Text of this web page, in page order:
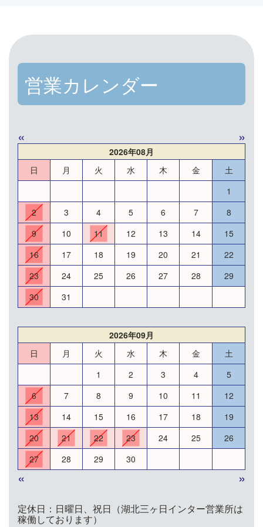
営業カレンダー
« »
2026年08月
日
月 火 水 木 金
土
1
2
3 4 5 6 7
8
9
10 11 12 13 14
15
16
17 18 19 20 21
22
23
24 25 26 27 28
29
30
31
2026年09月
日
月 火 水 木 金
土
1
2 3 4
5
6
7 8 9 10 11
12
13
14 15 16 17 18
19
20
21 22 23 24 25
26
27
28 29 30
« »
定休日：日曜日、祝日（湖北三ヶ日インター営業所は
稼働しております）